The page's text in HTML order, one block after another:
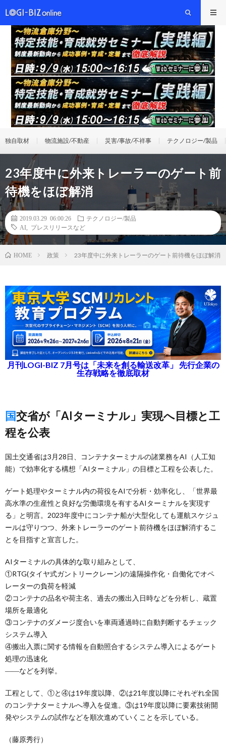
独自取材 物流施設/不動産 災害/事故/不祥事 テクノロジー/製品
23年度中に外来トレーラーのゲート前
待機をほぼ解消
2019.03.29 06:00:26
テクノロジー/製品
AI
プレスリリースなど
HOME 政策 23年度中に外来トレーラーのゲート前待機をほぼ解消
月刊LOGI-BIZ 7月号は「未来を創る輸送改革」 先行企業の
生存戦略を徹底取材
国交省が「AIターミナル」実現へ目標と工
程を公表
国土交通省は3月28日、コンテナターミナルの諸業務をAI（人工知
能）で効率化する構想「AIターミナル」の目標と工程を公表した。
ゲート処理やターミナル内の荷役をAIで分析・効率化し、「世界最
高水準の生産性と良好な労働環境を有するAIターミナルを実現す
る」と明言。2023年度中にコンテナ船が大型化しても運航スケジュ
ールは守りつつ、外来トレーラーのゲート前待機をほぼ解消するこ
とを目指すと宣言した。
AIターミナルの具体的な取り組みとして、
①RTG(タイヤ式ガントリークレーン)の遠隔操作化・自働化でオペ
レーターの負荷を軽減
②コンテナの品名や荷主名、過去の搬出入日時などを分析し、蔵置
場所を最適化
③コンテナのダメージ度合いを車両通過時に自動判断するチェック
システム導入
④搬出入票に関する情報を自動照合するシステム導入によるゲート
処理の迅速化
――などを列挙。
工程として、①と④は19年度以降、②は21年度以降にそれぞれ全国
のコンテナターミナルへ導入を促進。③は19年度以降に要素技術開
発やシステムの試作などを順次進めていくことを示している。
（藤原秀行）